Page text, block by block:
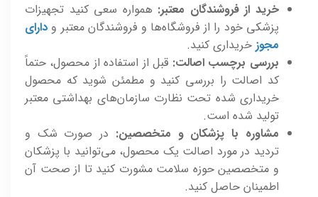
خرید از فروشندگان معتبر: همواره سعی کنید تجهیزات
پزشکی خود را از فروشگاه‌ها و فروشندگان معتبر و دارای
مجوز خریداری کنید.
بررسی برچسب اصالت: قبل از استفاده از محصول، حتماً
کد اصالت را بررسی کنید و مطمئن شوید که محصول
خریداری شده تحت نظارت سازمان‌های بهداشتی معتبر
تولید شده است.
مشاوره با پزشکان و متخصصین: در صورت شک و
تردید در مورد اصالت یک محصول، می‌توانید با پزشکان
و متخصصین حوزه سلامت مشورت کنید تا از صحت آن
اطمینان حاصل کنید.